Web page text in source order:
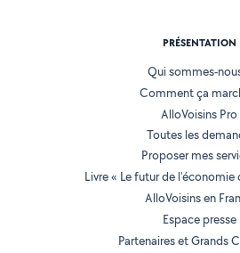
PRÉSENTATION
Qui sommes-
Comment ça
AlloVoisins Pro
Toutes les
Proposer mes
Livre « Le futur de l'économie
AlloVoisins en
Espace presse
Partenaires et Grands